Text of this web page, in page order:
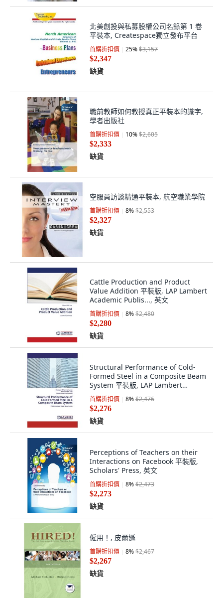
北美創投與私募股權公司名錄第 1 卷
平裝本, Createspace獨立發布平台
首購折扣價 25%$3,157
$2,347
缺貨
職前教師如何教授真正平裝本的識字,
學者出版社
首購折扣價 10%$2,605
$2,333
缺貨
空服員訪談精通平裝本, 航空職業學院
首購折扣價 8%$2,553
$2,327
缺貨
Cattle Production and Product
Value Addition 平裝版, LAP Lambert
Academic Publis..., 英文
首購折扣價 8%$2,480
$2,280
缺貨
Structural Performance of Cold-
Formed Steel in a Composite Beam
System 平裝版, LAP Lambert
Academic Publishing, 英文
首購折扣價 8%$2,476
$2,276
缺貨
Perceptions of Teachers on their
Interactions on Facebook 平裝版,
Scholars' Press, 英文
首購折扣價 8%$2,473
$2,273
缺貨
僱用！, 皮爾遜
首購折扣價 8%$2,467
$2,267
缺貨